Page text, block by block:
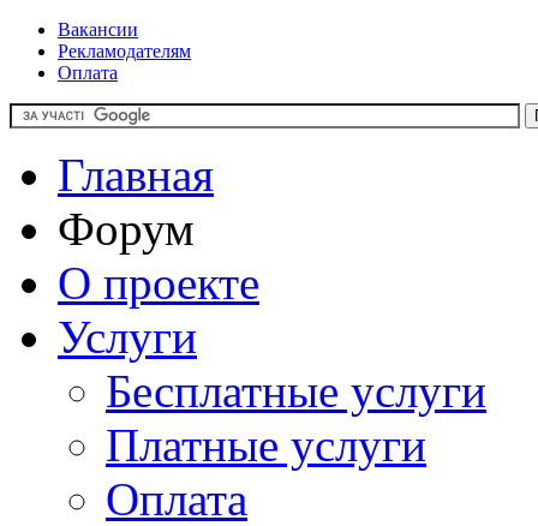
Вакансии
Рекламодателям
Оплата
Главная
Форум
О проекте
Услуги
Бесплатные услуги
Платные услуги
Оплата